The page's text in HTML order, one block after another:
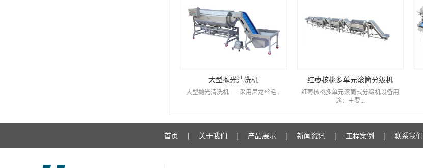
大型抛光清洗机
大型抛光清洗机 采用尼龙丝毛...
红枣核桃多单元滚筒分级机
红枣核桃多单元滚筒式分级机设备用
途：主要...
首页 | 关于我们 | 产品展示 | 新闻资讯 | 工程案例 | 联系我们